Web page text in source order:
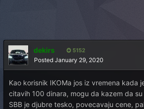
dekirs 5152
Posted January 29, 2020
Kao korisnik IKOMa jos iz vremena kada
citavih 100 dinara, mogu da kazem da
SBB je djubre tesko, povecavaju cene,